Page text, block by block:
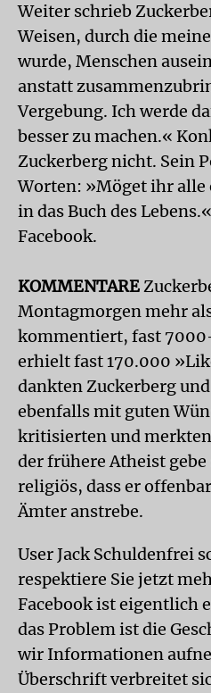
Weiter schrieb
Weisen, durch die
wurde, Menschen
anstatt
Vergebung. Ich werde
besser zu machen.«
Zuckerberg nicht. Sein
Worten: »Möget ihr alle
in das Buch des
Facebook.
KOMMENTARE
Montagmorgen mehr
kommentiert, fast
erhielt fast 170.000
dankten Zuckerberg
ebenfalls mit guten
kritisierten und
der frühere Atheist
religiös, dass er
Ämter anstrebe.
User Jack Schuldenfrei
respektiere Sie jetzt
Facebook ist eigentlich
das Problem ist die
wir Informationen
Überschrift verbreitet